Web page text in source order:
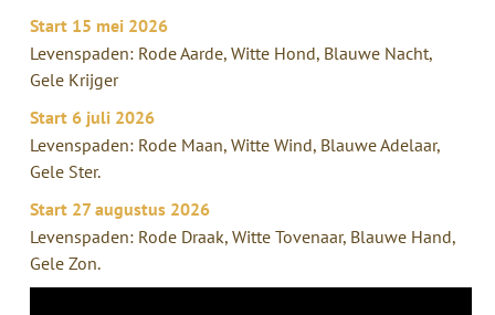
Start 15 mei 2026
Levenspaden: Rode Aarde, Witte Hond, Blauwe Nacht,
Gele Krijger
Start 6 juli 2026
Levenspaden: Rode Maan, Witte Wind, Blauwe Adelaar,
Gele Ster.
Start 27 augustus 2026
Levenspaden: Rode Draak, Witte Tovenaar, Blauwe Hand,
Gele Zon.